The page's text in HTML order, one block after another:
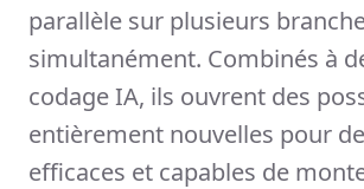
parallèle sur plusieurs
simultanément. Combinés à
codage IA, ils ouvrent des
entièrement nouvelles pour
efficaces et capables de